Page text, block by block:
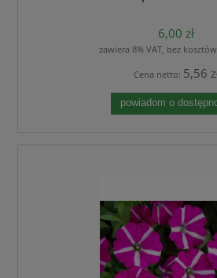
6,00 zł
zawiera 8% VAT, bez
Cena netto: 5,56
powiadom o